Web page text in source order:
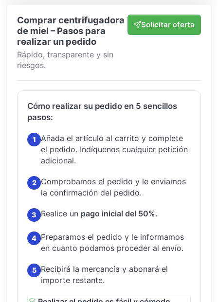
Comprar centrifugadora
de miel – Pasos para
realizar un pedido
Rápido, transparente y sin
riesgos.
Solicitar oferta
Cómo realizar su pedido en 5 sencillos
pasos:
1
Añada el artículo al carrito y complete
el pedido. Indíquenos cualquier petición
adicional.
2
Comprobamos el pedido y le enviamos
la confirmación del pedido.
3 Realice un pago inicial del 50%.
4 Preparamos el pedido y le informamos
en cuanto podamos proceder al envío.
5
Recibirá la mercancía y abonará el
importe restante.